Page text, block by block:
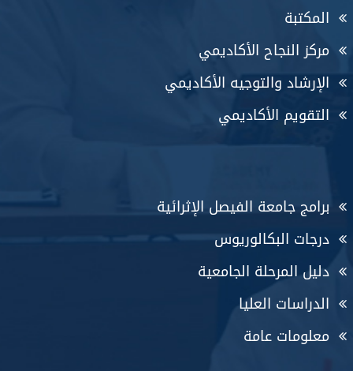
المكتبة
مركز النجاح الأكاديمي
الإرشاد والتوجيه الأكاديمي
التقويم الأكاديمي
برامج جامعة الفيصل الإثرائية
درجات البكالوريوس
دليل المرحلة الجامعية
الدراسات العليا
معلومات عامة